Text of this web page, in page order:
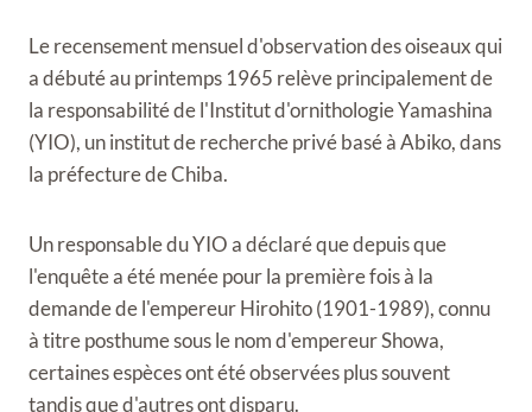
Le recensement mensuel d'observation des oiseaux qui
a débuté au printemps 1965 relève principalement de
la responsabilité de l'Institut d'ornithologie Yamashina
(YIO), un institut de recherche privé basé à Abiko, dans
la préfecture de Chiba.
Un responsable du YIO a déclaré que depuis que
l'enquête a été menée pour la première fois à la
demande de l'empereur Hirohito (1901-1989), connu
à titre posthume sous le nom d'empereur Showa,
certaines espèces ont été observées plus souvent
tandis que d'autres ont disparu.